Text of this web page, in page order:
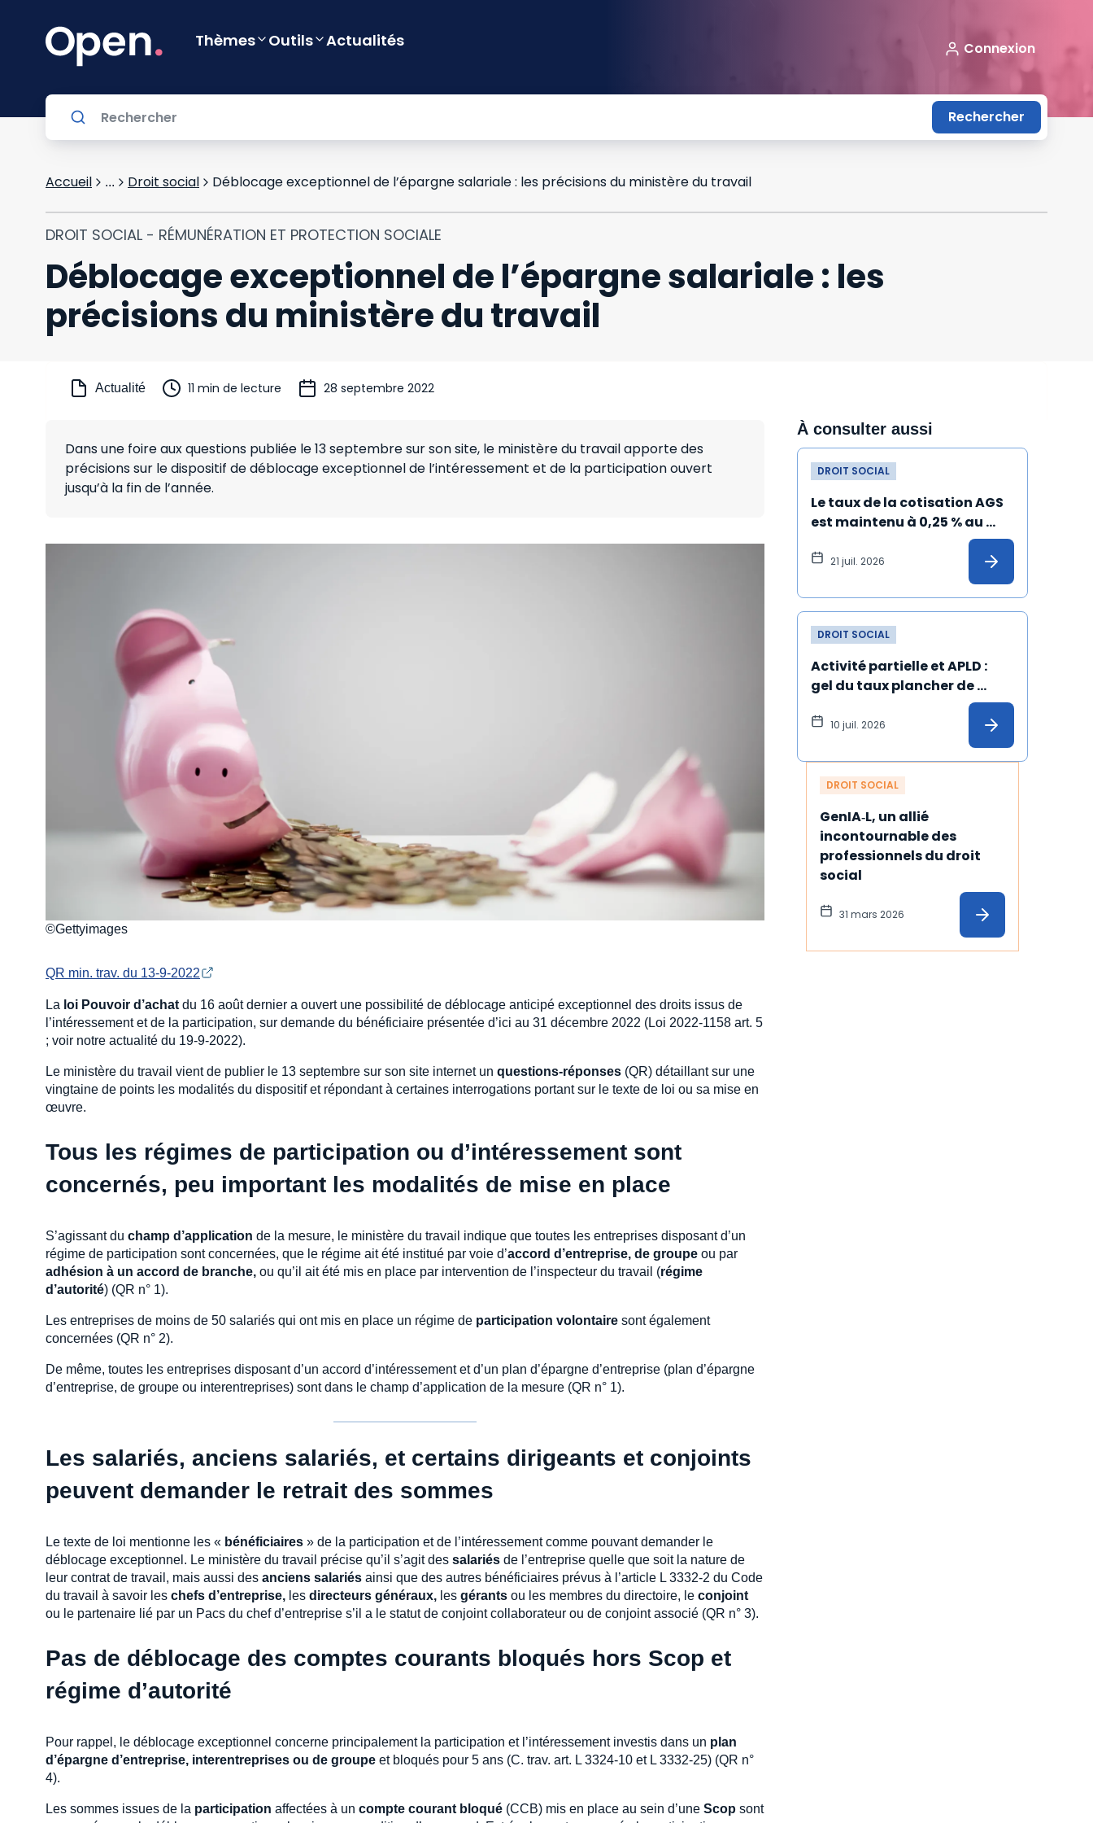
Thèmes Outils Actualités Connexion
Rechercher
Accueil ... Droit social Déblocage exceptionnel de l’épargne salariale : les précisions du ministère du travail
DROIT SOCIAL - RÉMUNÉRATION ET PROTECTION SOCIALE
Déblocage exceptionnel de l’épargne salariale : les
précisions du ministère du travail
Actualité 11 min de lecture 28 septembre 2022
Dans une foire aux questions publiée le 13 septembre sur son site, le ministère du travail apporte des
précisions sur le dispositif de déblocage exceptionnel de l’intéressement et de la participation ouvert
jusqu’à la fin de l’année.
©Gettyimages
QR min. trav. du 13-9-2022
La loi Pouvoir d’achat du 16 août dernier a ouvert une possibilité de déblocage anticipé exceptionnel des droits issus de
l’intéressement et de la participation, sur demande du bénéficiaire présentée d’ici au 31 décembre 2022 (Loi 2022-1158 art. 5
; voir notre actualité du 19-9-2022).
Le ministère du travail vient de publier le 13 septembre sur son site internet un questions-réponses (QR) détaillant sur une
vingtaine de points les modalités du dispositif et répondant à certaines interrogations portant sur le texte de loi ou sa mise en
œuvre.
Tous les régimes de participation ou d’intéressement sont
concernés, peu important les modalités de mise en place
S’agissant du champ d’application de la mesure, le ministère du travail indique que toutes les entreprises disposant d’un
régime de participation sont concernées, que le régime ait été institué par voie d’accord d’entreprise, de groupe ou par
adhésion à un accord de branche, ou qu’il ait été mis en place par intervention de l’inspecteur du travail (régime
d’autorité) (QR n° 1).
Les entreprises de moins de 50 salariés qui ont mis en place un régime de participation volontaire sont également
concernées (QR n° 2).
De même, toutes les entreprises disposant d’un accord d’intéressement et d’un plan d’épargne d’entreprise (plan d’épargne
d’entreprise, de groupe ou interentreprises) sont dans le champ d’application de la mesure (QR n° 1).
Les salariés, anciens salariés, et certains dirigeants et conjoints
peuvent demander le retrait des sommes
Le texte de loi mentionne les « bénéficiaires » de la participation et de l’intéressement comme pouvant demander le
déblocage exceptionnel. Le ministère du travail précise qu’il s’agit des salariés de l’entreprise quelle que soit la nature de
leur contrat de travail, mais aussi des anciens salariés ainsi que des autres bénéficiaires prévus à l’article L 3332-2 du Code
du travail à savoir les chefs d’entreprise, les directeurs généraux, les gérants ou les membres du directoire, le conjoint
ou le partenaire lié par un Pacs du chef d’entreprise s’il a le statut de conjoint collaborateur ou de conjoint associé (QR n° 3).
Pas de déblocage des comptes courants bloqués hors Scop et
régime d’autorité
Pour rappel, le déblocage exceptionnel concerne principalement la participation et l’intéressement investis dans un plan
d’épargne d’entreprise, interentreprises ou de groupe et bloqués pour 5 ans (C. trav. art. L 3324-10 et L 3332-25) (QR n°
4).
Les sommes issues de la participation affectées à un compte courant bloqué (CCB) mis en place au sein d’une Scop sont
À consulter aussi
DROIT SOCIAL
Le taux de la cotisation AGS
est maintenu à 0,25 % au
21 juil. 2026
DROIT SOCIAL
Activité partielle et APLD :
gel du taux plancher de
l'employeur
10 juil. 2026
DROIT SOCIAL
GenIA‑L, un allié
incontournable des
professionnels du droit
social
31 mars 2026